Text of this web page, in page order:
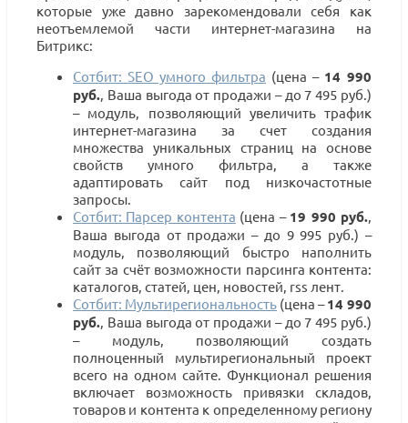
которые уже давно зарекомендовали себя как
неотъемлемой части интернет-магазина на
Битрикс:
Сотбит: SEO умного фильтра (цена – 14 990
руб. , Ваша выгода от продажи – до 7 495 руб.)
– модуль, позволяющий увеличить трафик
интернет-магазина за счет создания
множества уникальных страниц на основе
свойств умного фильтра, а также
адаптировать сайт под низкочастотные
запросы.
Сотбит: Парсер контента (цена – 19 990 руб.
Ваша выгода от продажи – до 9 995 руб.) –
модуль, позволяющий быстро наполнить
сайт за счёт возможности парсинга контента:
каталогов, статей, цен, новостей, rss лент.
Сотбит: Мультирегиональность (цена –14 990
руб. , Ваша выгода от продажи – до 7 495 руб.)
– модуль, позволяющий создать
полноценный мультирегиональный проект
всего на одном сайте. Функционал решения
включает возможность привязки складов,
товаров и контента к определенному региону